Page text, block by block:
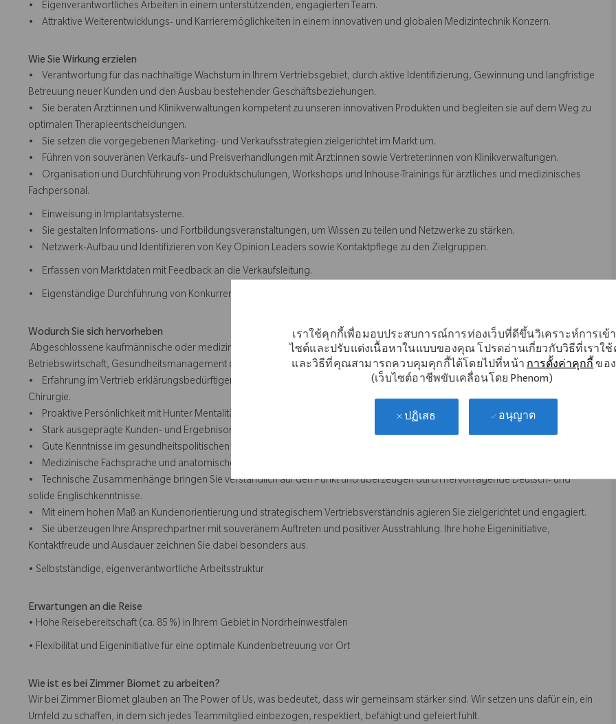
เราใช้คุกกี้เพื่อมอบประสบการณ์การท่องเว็บที่ดีขึ้นวิเคราะห์การเข้
ไซต์และปรับแต่งเนื้อหาในแบบของคุณ โปรดอ่านเกี่ยวกับวิธีที่เราใช้
และวิธีที่คุณสามารถควบคุมคุกกี้ได้โดยไปที่หน้าการตั้งค่าคุกกี้ของ
(เว็บไซต์อาชีพขับเคลื่อนโดย Phenom)
ปฏิเสธ อนุญาต
• Eigenverantwortliches Arbeiten in einem unterstützenden, engagierten Team.
• Attraktive Weiterentwicklungs- und Karrieremöglichkeiten in einem innovativen und globalen Medizintechnik Konzern.
Wie Sie Wirkung erzielen
• Verantwortung für das nachhaltige Wachstum in Ihrem Vertriebsgebiet, durch aktive Identifizierung, Gewinnung und langfristige
Betreuung neuer Kunden und den Ausbau bestehender Geschäftsbeziehungen.
• Sie beraten Ärzt:innen und Klinikverwaltungen kompetent zu unseren innovativen Produkten und begleiten sie auf dem Weg zu
optimalen Therapieentscheidungen.
• Sie setzen die vorgegebenen Marketing- und Verkaufsstrategien zielgerichtet im Markt um.
• Führen von souveränen Verkaufs- und Preisverhandlungen mit Ärzt:innen sowie Vertreter:innen von Klinikverwaltungen.
• Organisation und Durchführung von Produktschulungen, Workshops und Inhouse-Trainings für ärztliches und medizinisches
Fachpersonal.
• Einweisung in Implantatsysteme.
• Sie gestalten Informations- und Fortbildungsveranstaltungen, um Wissen zu teilen und Netzwerke zu stärken.
• Netzwerk-Aufbau und Identifizieren von Key Opinion Leaders sowie Kontaktpflege zu den Zielgruppen.
• Erfassen von Marktdaten mit Feedback an die Verkaufsleitung.
• Eigenständige Durchführung von Konkurrenz- und Marktanalysen sowie Teilnahme an Kongressen und Klinikveranstaltungen.
Wodurch Sie sich hervorheben
Abgeschlossene kaufmännische oder medizinisch-technische Ausbildung, alternativ ein Hochschulabschluss (z. B. in
Betriebswirtschaft, Gesundheitsmanagement oder einem vergleichbaren Fachgebiet).
• Erfahrung im Vertrieb erklärungsbedürftiger Produkte, vorzugsweise in der Orthopädie (Knie- und Hüftendoprothetik) oder
Chirurgie.
• Proaktive Persönlichkeit mit Hunter Mentalität.
• Stark ausgeprägte Kunden- und Ergebnisorientierung sowie Verhandlungsgeschick.
• Gute Kenntnisse im gesundheitspolitischen Umfeld (z.B. über DRGs) oder Erfahrung im Klinikgeschäft.
• Medizinische Fachsprache und anatomische Grundkenntnisse in der Orthopädie wünschenswert.
• Technische Zusammenhänge bringen Sie verständlich auf den Punkt und überzeugen durch hervorragende Deutsch- und
solide Englischkenntnisse.
• Mit einem hohen Maß an Kundenorientierung und strategischem Vertriebsverständnis agieren Sie zielgerichtet und engagiert.
• Sie überzeugen Ihre Ansprechpartner mit souveränem Auftreten und positiver Ausstrahlung. Ihre hohe Eigeninitiative,
Kontaktfreude und Ausdauer zeichnen Sie dabei besonders aus.
• Selbstständige, eigenverantwortliche Arbeitsstruktur
Erwartungen an die Reise
• Hohe Reisebereitschaft (ca. 85 %) in Ihrem Gebiet in Nordrheinwestfalen
• Flexibilität und Eigeninitiative für eine optimale Kundenbetreuung vor Ort
Wie ist es bei Zimmer Biomet zu arbeiten?
Wir bei Zimmer Biomet glauben an The Power of Us, was bedeutet, dass wir gemeinsam stärker sind. Wir setzen uns dafür ein, ein
Umfeld zu schaffen, in dem sich jedes Teammitglied einbezogen, respektiert, befähigt und gefeiert fühlt.